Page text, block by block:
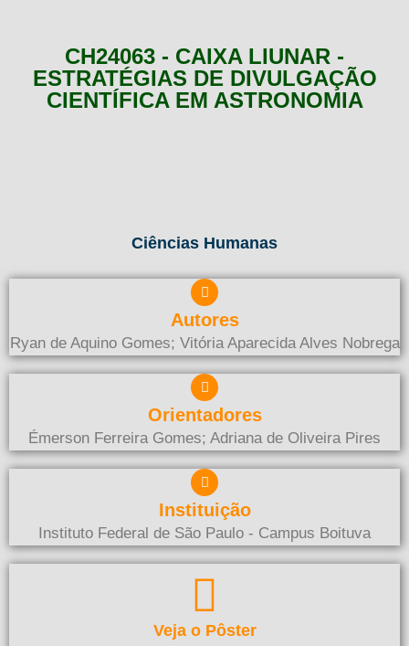
CH24063 - CAIXA LIUNAR -
ESTRATÉGIAS DE DIVULGAÇÃO
CIENTÍFICA EM ASTRONOMIA
Ciências Humanas
Autores
Ryan de Aquino Gomes; Vitória Aparecida Alves Nobrega
Orientadores
Émerson Ferreira Gomes; Adriana de Oliveira Pires
Instituição
Instituto Federal de São Paulo - Campus Boituva
Veja o Pôster